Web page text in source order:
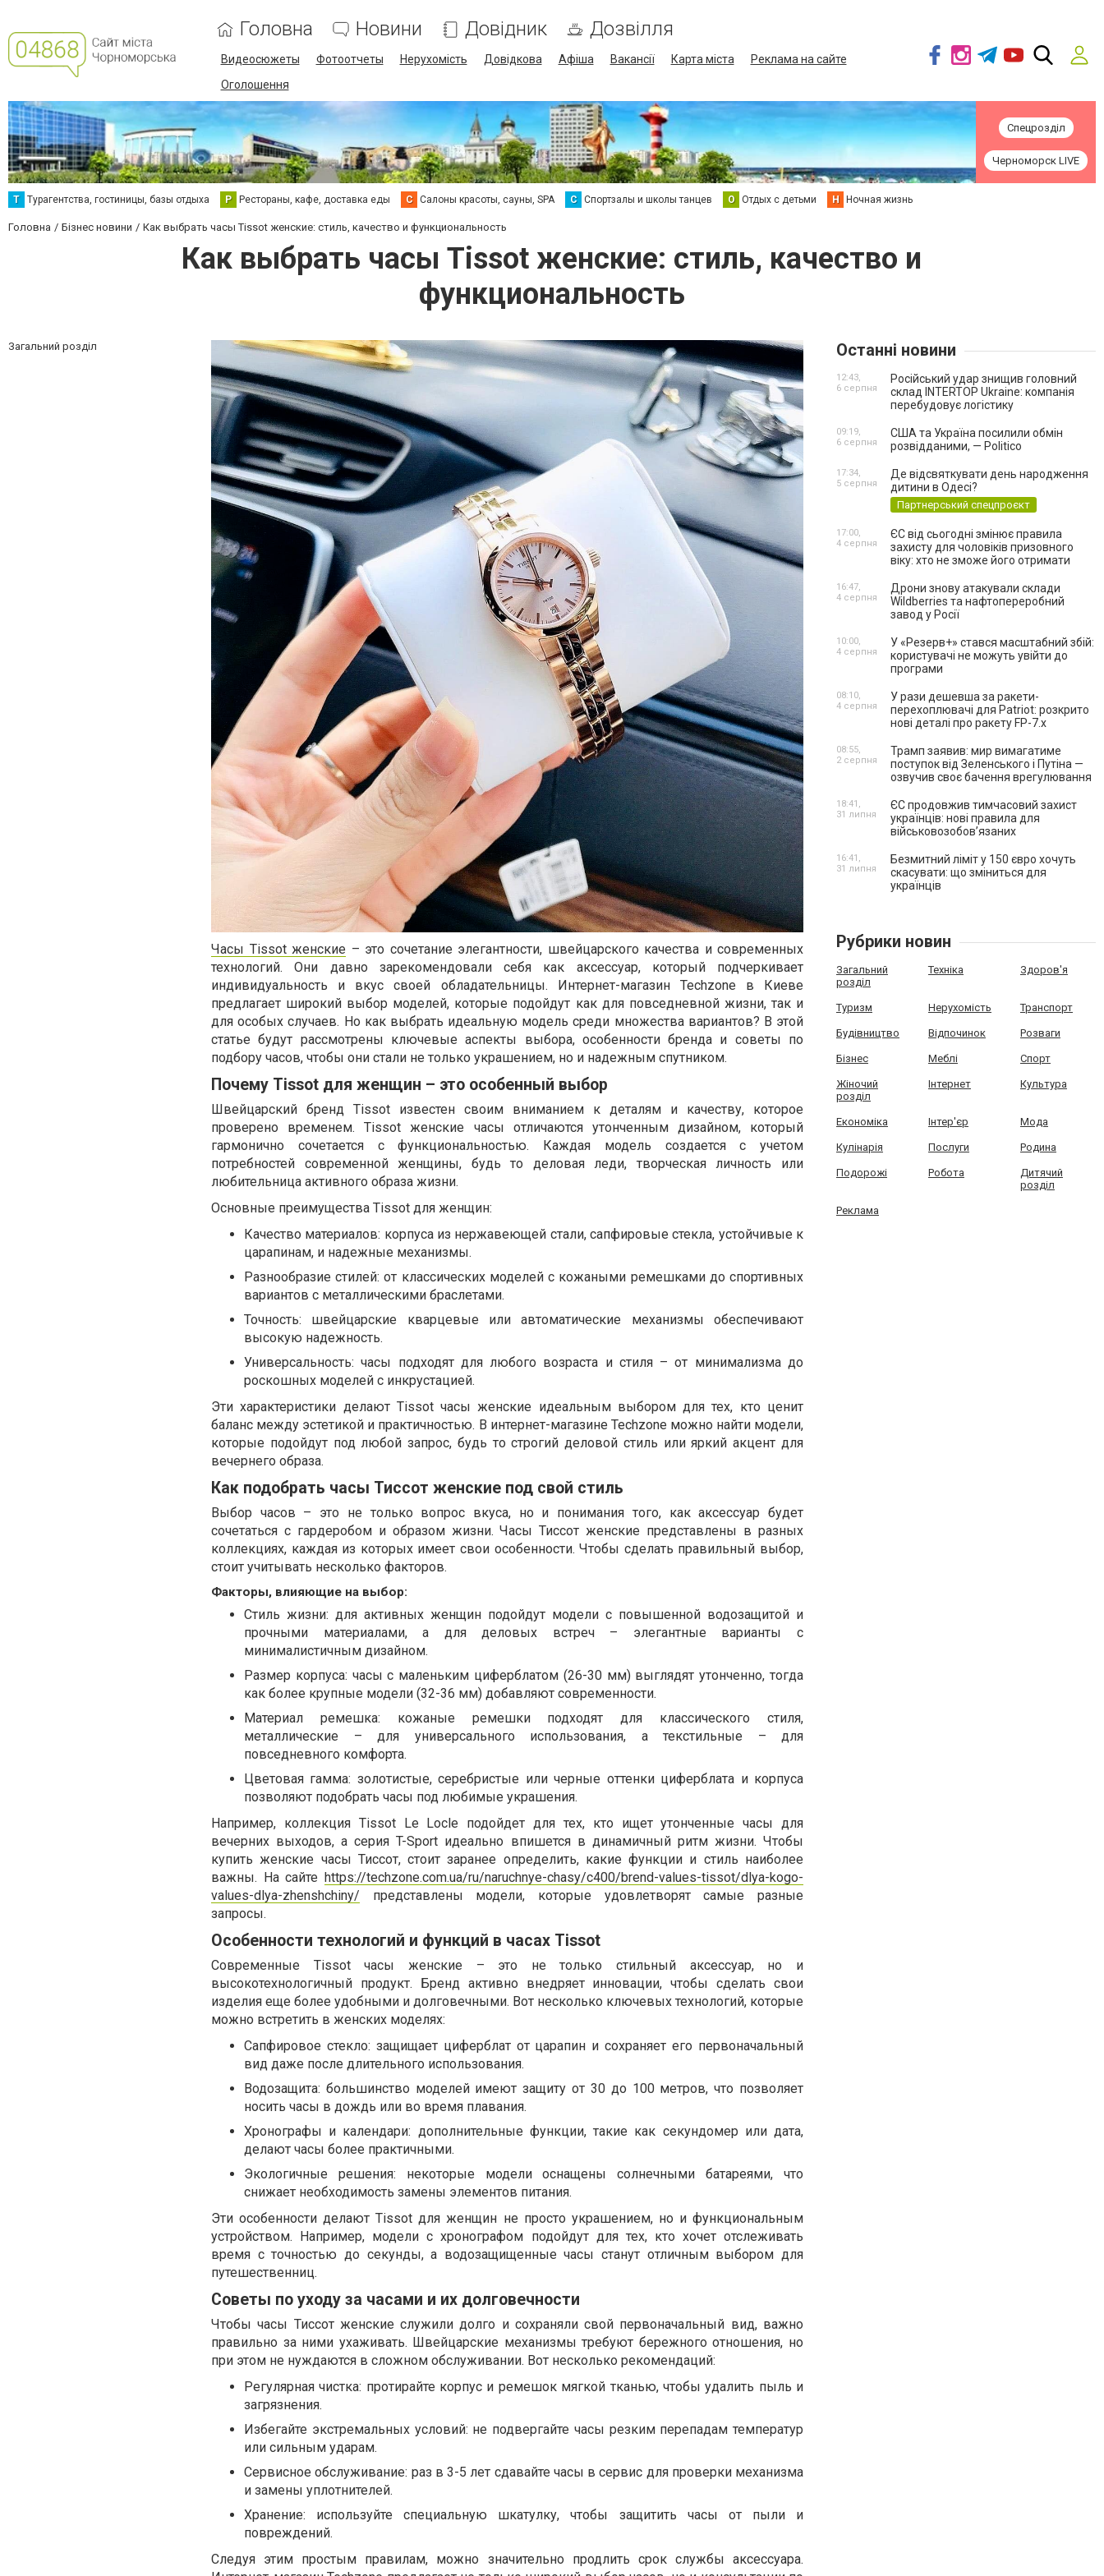
Головна Новини Довідник Дозвілля
Видеосюжеты Фотоотчеты Нерухомість Довідкова Афіша Вакансії Карта міста
Реклама на сайте
Оголошення
Спецрозділ
Черноморск LIVE
Т Турагентства, гостиницы, базы отдыха Р Рестораны, кафе, доставка еды С Салоны красоты, сауны, SPA С Спортзалы и школы танцев О Отдых с детьми Н Ночная жизнь
Головна Бізнес новини Как выбрать часы Tissot женские: стиль, качество и функциональность
Как выбрать часы Tissot женские: стиль, качество и
функциональность
Загальний розділ
Часы Tissot женские – это сочетание элегантности, швейцарского качества и современных
технологий. Они давно зарекомендовали себя как аксессуар, который подчеркивает
индивидуальность и вкус своей обладательницы. Интернет-магазин Techzone в Киеве
предлагает широкий выбор моделей, которые подойдут как для повседневной жизни, так и
для особых случаев. Но как выбрать идеальную модель среди множества вариантов? В этой
статье будут рассмотрены ключевые аспекты выбора, особенности бренда и советы по
подбору часов, чтобы они стали не только украшением, но и надежным спутником.
Почему Tissot для женщин – это особенный выбор
Швейцарский бренд Tissot известен своим вниманием к деталям и качеству, которое
проверено временем. Tissot женские часы отличаются утонченным дизайном, который
гармонично сочетается с функциональностью. Каждая модель создается с учетом
потребностей современной женщины, будь то деловая леди, творческая личность или
любительница активного образа жизни.
Основные преимущества Tissot для женщин:
Качество материалов: корпуса из нержавеющей стали, сапфировые стекла, устойчивые к
царапинам, и надежные механизмы.
Разнообразие стилей: от классических моделей с кожаными ремешками до спортивных
вариантов с металлическими браслетами.
Точность: швейцарские кварцевые или автоматические механизмы обеспечивают
высокую надежность.
Универсальность: часы подходят для любого возраста и стиля – от минимализма до
роскошных моделей с инкрустацией.
Эти характеристики делают Tissot часы женские идеальным выбором для тех, кто ценит
баланс между эстетикой и практичностью. В интернет-магазине Techzone можно найти модели,
которые подойдут под любой запрос, будь то строгий деловой стиль или яркий акцент для
вечернего образа.
Как подобрать часы Тиссот женские под свой стиль
Выбор часов – это не только вопрос вкуса, но и понимания того, как аксессуар будет
сочетаться с гардеробом и образом жизни. Часы Тиссот женские представлены в разных
коллекциях, каждая из которых имеет свои особенности. Чтобы сделать правильный выбор,
стоит учитывать несколько факторов.
Факторы, влияющие на выбор:
Стиль жизни: для активных женщин подойдут модели с повышенной водозащитой и
прочными материалами, а для деловых встреч – элегантные варианты с
минималистичным дизайном.
Размер корпуса: часы с маленьким циферблатом (26-30 мм) выглядят утонченно, тогда
как более крупные модели (32-36 мм) добавляют современности.
Материал ремешка: кожаные ремешки подходят для классического стиля,
металлические – для универсального использования, а текстильные – для
повседневного комфорта.
Цветовая гамма: золотистые, серебристые или черные оттенки циферблата и корпуса
позволяют подобрать часы под любимые украшения.
Например, коллекция Tissot Le Locle подойдет для тех, кто ищет утонченные часы для
вечерних выходов, а серия T-Sport идеально впишется в динамичный ритм жизни. Чтобы
купить женские часы Тиссот, стоит заранее определить, какие функции и стиль наиболее
важны. На сайте https://techzone.com.ua/ru/naruchnye-chasy/c400/brend-values-tissot/dlya-kogo-
values-dlya-zhenshchiny/ представлены модели, которые удовлетворят самые разные
запросы.
Особенности технологий и функций в часах Tissot
Современные Tissot часы женские – это не только стильный аксессуар, но и
высокотехнологичный продукт. Бренд активно внедряет инновации, чтобы сделать свои
изделия еще более удобными и долговечными. Вот несколько ключевых технологий, которые
можно встретить в женских моделях:
Сапфировое стекло: защищает циферблат от царапин и сохраняет его первоначальный
вид даже после длительного использования.
Водозащита: большинство моделей имеют защиту от 30 до 100 метров, что позволяет
носить часы в дождь или во время плавания.
Хронографы и календари: дополнительные функции, такие как секундомер или дата,
делают часы более практичными.
Экологичные решения: некоторые модели оснащены солнечными батареями, что
снижает необходимость замены элементов питания.
Эти особенности делают Tissot для женщин не просто украшением, но и функциональным
устройством. Например, модели с хронографом подойдут для тех, кто хочет отслеживать
время с точностью до секунды, а водозащищенные часы станут отличным выбором для
путешественниц.
Советы по уходу за часами и их долговечности
Чтобы часы Тиссот женские служили долго и сохраняли свой первоначальный вид, важно
правильно за ними ухаживать. Швейцарские механизмы требуют бережного отношения, но
при этом не нуждаются в сложном обслуживании. Вот несколько рекомендаций:
Регулярная чистка: протирайте корпус и ремешок мягкой тканью, чтобы удалить пыль и
загрязнения.
Избегайте экстремальных условий: не подвергайте часы резким перепадам температур
или сильным ударам.
Сервисное обслуживание: раз в 3-5 лет сдавайте часы в сервис для проверки механизма
и замены уплотнителей.
Хранение: используйте специальную шкатулку, чтобы защитить часы от пыли и
повреждений.
Следуя этим простым правилам, можно значительно продлить срок службы аксессуара.
Останні новини
Російський удар знищив головний
склад INTERTOP Ukraine: компанія
перебудовує логістику
12:43,
6 серпня
США та Україна посилили обмін
розвідданими, — Politico
09:19,
6 серпня
Де відсвяткувати день народження
дитини в Одесі?
Партнерський спецпроєкт
17:34,
5 серпня
ЄС від сьогодні змінює правила
захисту для чоловіків призовного
віку: хто не зможе його отримати
17:00,
4 серпня
Дрони знову атакували склади
Wildberries та нафтопереробний
завод у Росії
16:47,
4 серпня
У «Резерв+» стався масштабний збій:
користувачі не можуть увійти до
програми
10:00,
4 серпня
У рази дешевша за ракети-
перехоплювачі для Patriot: розкрито
нові деталі про ракету FP-7.x
08:10,
4 серпня
Трамп заявив: мир вимагатиме
поступок від Зеленського і Путіна —
озвучив своє бачення врегулювання
08:55,
2 серпня
ЄС продовжив тимчасовий захист
українців: нові правила для
військовозобов’язаних
18:41,
31 липня
Безмитний ліміт у 150 євро хочуть
скасувати: що зміниться для
українців
16:41,
31 липня
Рубрики новин
Загальний
розділ
Техніка Здоров'я
Туризм Нерухомість Транспорт
Будівництво Відпочинок Розваги
Бізнес Меблі Спорт
Жіночий
розділ
Інтернет Культура
Економіка Інтер'єр Мода
Кулінарія Послуги Родина
Подорожі Робота
Дитячий
розділ
Реклама